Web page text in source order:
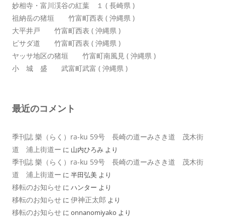
妙相寺・富川渓谷の紅葉 １ ( 長崎県 )
祖納岳の猪垣 竹富町西表 ( 沖縄県 )
大平井戸 竹富町西表 ( 沖縄県 )
ピサダ道 竹富町西表 ( 沖縄県 )
ヤッサ地区の猪垣 竹富町南風見 ( 沖縄県 )
小 城 盛 武富町武富 ( 沖縄県 )
最近のコメント
季刊誌 樂（らく）ra-ku 59号 長崎の道ーみさき道 茂木街
道 浦上街道ー に 山内ひろみ より
季刊誌 樂（らく）ra-ku 59号 長崎の道ーみさき道 茂木街
道 浦上街道ー に 半田弘美 より
移転のお知らせ に ハンター より
移転のお知らせ に 伊神正太郎 より
移転のお知らせ に onnanomiyako より